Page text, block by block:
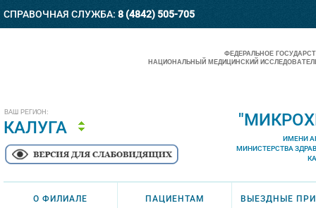
СПРАВОЧНАЯ СЛУЖБА: 8 (4842) 505-705
ВАШ РЕГИОН:
КАЛУГА
ФЕДЕРАЛЬНОЕ
НАЦИОНАЛЬНЫЙ МЕДИЦИНСКИЙ
ИМЕНИ
МИНИСТЕРСТВА
О ФИЛИАЛЕ ПАЦИЕНТАМ ВЫЕЗДНЫЕ